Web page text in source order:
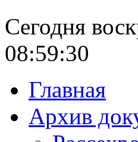
Сегодня
08:59:31
Главная
Архив